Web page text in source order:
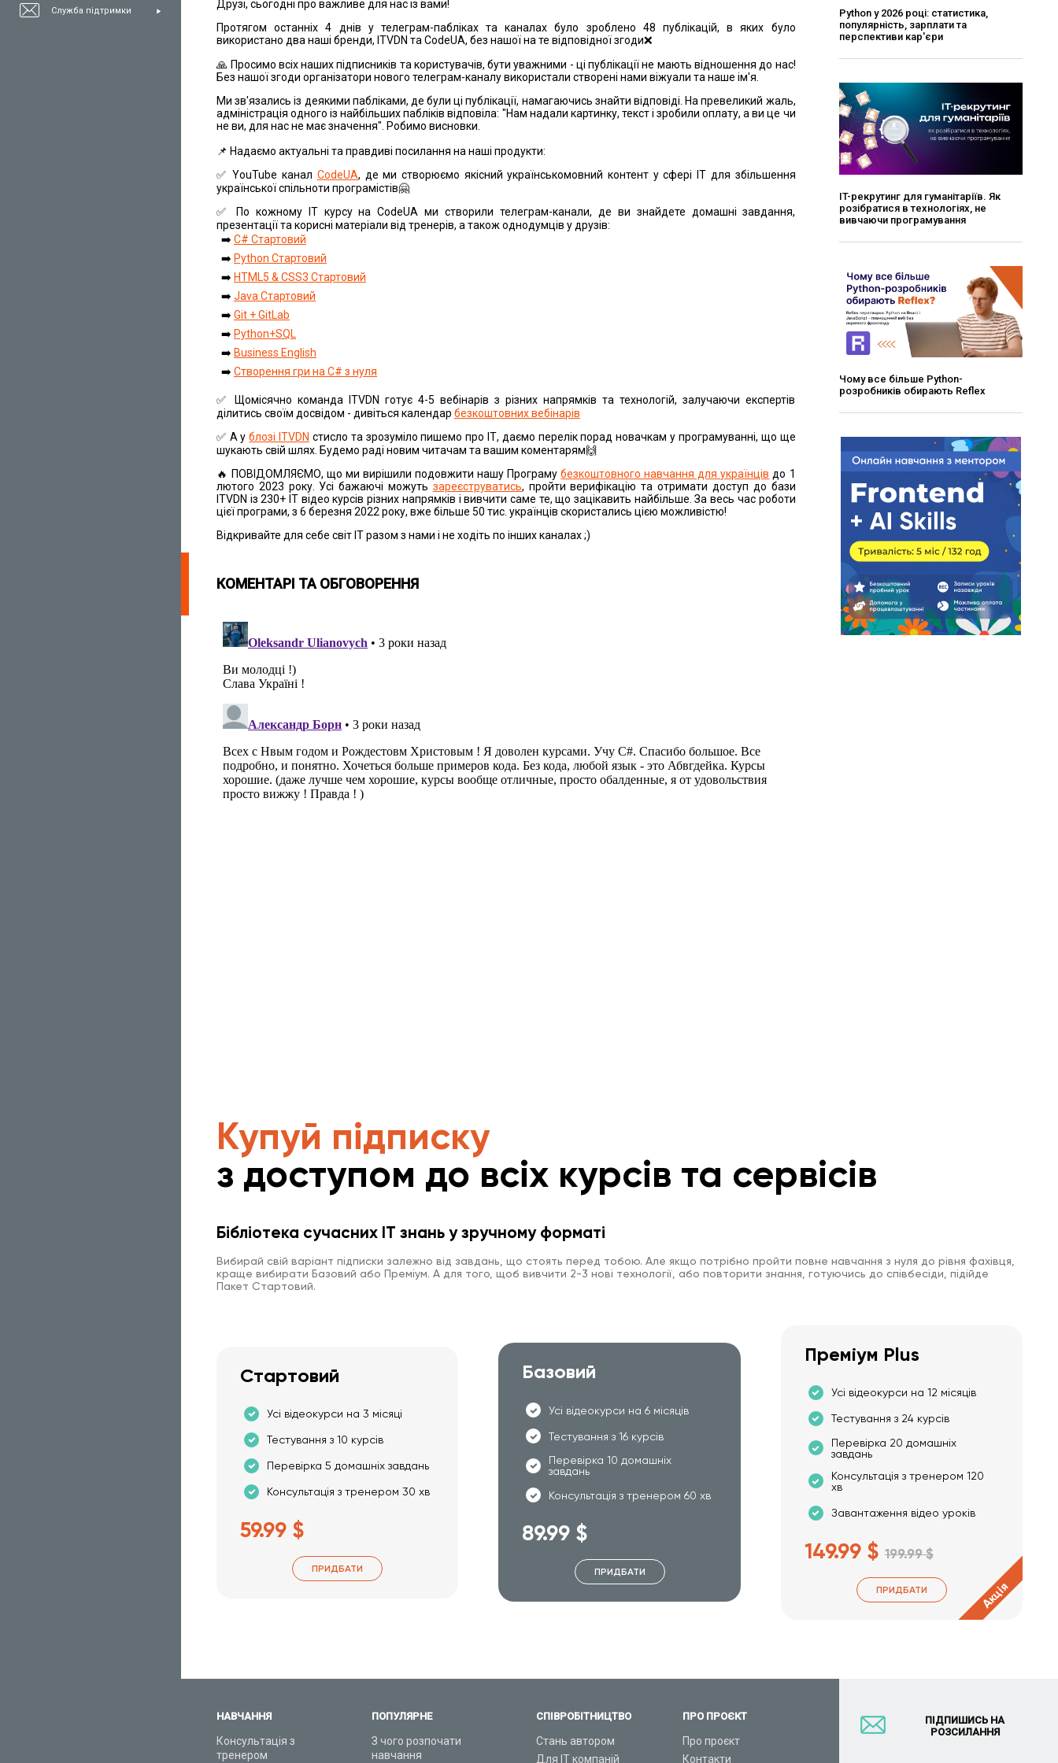
Служба підтримки
Друзі, сьогодні про важливе для нас із вами!
Протягом останніх 4 днів у телеграм-пабліках та каналах було зроблено 48 публікацій, в яких було
використано два наші бренди, ITVDN та CodeUA, без нашої на те відповідної згоди❌
🙏 Просимо всіх наших підписників та користувачів, бути уважними - ці публікації не мають відношення до нас!
Без нашої згоди організатори нового телеграм-каналу використали створені нами віжуали та наше ім'я.
Ми зв'язались із деякими пабліками, де були ці публікації, намагаючись знайти відповіді. На превеликий жаль,
адміністрація одного із найбільших пабліків відповіла: "Нам надали картинку, текст і зробили оплату, а ви це чи
не ви, для нас не має значення". Робимо висновки.
📌 Надаємо актуальні та правдиві посилання на наші продукти:
✅ YouTube канал CodeUA, де ми створюємо якісний українськомовний контент у сфері ІТ для збільшення
української спільноти програмістів🤗
✅ По кожному IT курсу на CodeUA ми створили телеграм-канали, де ви знайдете домашні завдання,
презентації та корисні матеріали від тренерів, а також однодумців у друзів:
➡️ C# Стартовий
➡️ Python Стартовий
➡️ HTML5 & CSS3 Стартовий
➡️ Java Стартовий
➡️ Git + GitLab
➡️ Python+SQL
➡️ Business English
➡️ Створення гри на С# з нуля
✅ Щомісячно команда ITVDN готує 4-5 вебінарів з різних напрямків та технологій, залучаючи експертів
ділитись своїм досвідом - дивіться календар безкоштовних вебінарів
✅ А ублозі ITVDN стисло та зрозуміло пишемо про ІТ, даємо перелік порад новачкам у програмуванні, що ще
шукають свій шлях. Будемо раді новим читачам та вашим коментарям🙌
🔥 ПОВІДОМЛЯЄМО, що ми вирішили подовжити нашу Програмубезкоштовного навчання для українців до 1
лютого 2023 року. Усі бажаючі можуть зареєструватись, пройти верифікацію та отримати доступ до бази
ITVDN із 230+ ІТ відео курсів різних напрямків і вивчити саме те, що зацікавить найбільше. За весь час роботи
цієї програми, з 6 березня 2022 року, вже більше 50 тис. українців скористались цією можливістю!
Відкривайте для себе світ ІТ разом з нами і не ходіть по інших каналах ;)
КОМЕНТАРІ ТА ОБГОВОРЕННЯ
Python у 2026 році: статистика,
популярність, зарплати та
перспективи кар'єри
ІT-рекрутинг для гуманітаріїв. Як
розібратися в технологіях, не
вивчаючи програмування
Чому все більше Python-
розробників обирають Reflex
Купуй підписку
з доступом до всіх курсів та сервісів
Бібліотека сучасних IT знань у зручному форматі
Вибирай свій варіант підписки залежно від завдань, що стоять перед тобою. Але якщо потрібно пройти повне навчання з нуля до рівня фахівця,
краще вибирати Базовий або Преміум. А для того, щоб вивчити 2-3 нові технології, або повторити знання, готуючись до співбесіди, підійде
Пакет Стартовий.
Стартовий
Усі відеокурси на 3 місяці
Тестування з 10 курсів
Перевірка 5 домашніх завдань
Консультація з тренером 30 хв
59.99 $
ПРИДБАТИ
Базовий
Усі відеокурси на 6 місяців
Тестування з 16 курсів
Перевірка 10 домашніх
завдань
Консультація з тренером 60 хв
89.99 $
ПРИДБАТИ
Преміум Plus
Усі відеокурси на 12 місяців
Тестування з 24 курсів
Перевірка 20 домашніх
завдань
Консультація з тренером 120
хв
Завантаження відео уроків
149.99 $ 199.99 $
ПРИДБАТИ Акція
НАВЧАННЯ
Консультація з
тренером
ПОПУЛЯРНЕ
З чого розпочати
навчання
СПІВРОБІТНИЦТВО
Стань автором
Для ІТ компаній
ПРО ПРОЄКТ
Про проєкт
Контакти
ПІДПИШИСЬ НА
РОЗСИЛАННЯ